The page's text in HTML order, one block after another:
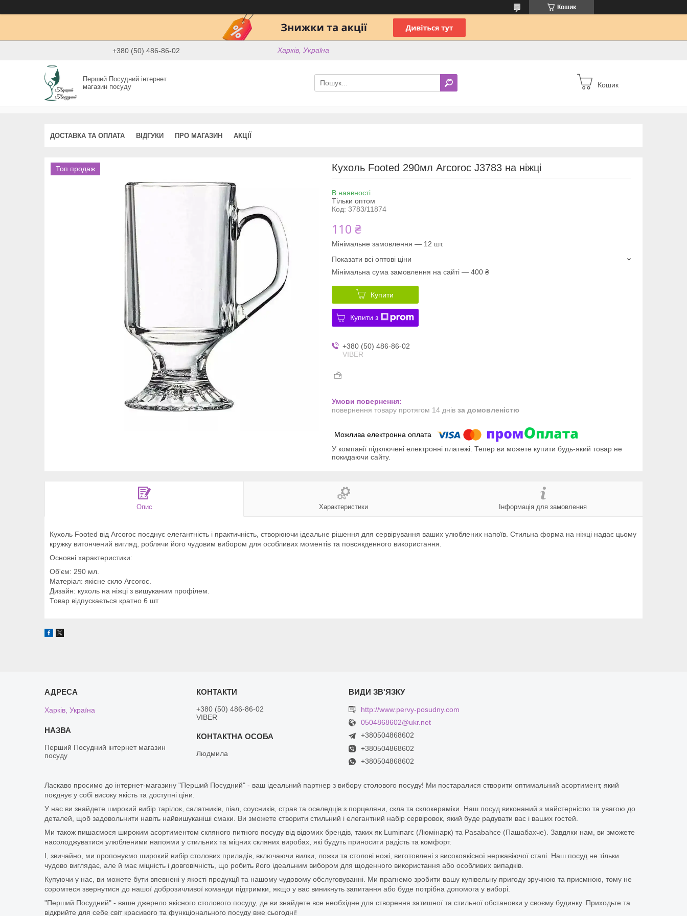
Кошик
+380 (50) 486-86-02 Харків, Україна
Перший Посудний інтернет
магазин посуду
Кошик
ДОСТАВКА ТА ОПЛАТА ВІДГУКИ ПРО МАГАЗИН АКЦІЇ
Топ продаж Кухоль Footed 290мл Arcoroc J3783 на ніжці
В наявності
Тільки оптом
Код: 3783/11874
110 ₴
Мінімальне замовлення — 12 шт.
Показати всі оптові ціни
Мінімальна сума замовлення на сайті — 400 ₴
Купити
Купити з
+380 (50) 486-86-02
VIBER
повернення товару протягом 14 днів за домовленістю
У компанії підключені електронні платежі. Тепер ви можете купити будь-який товар не
покидаючи сайту.
Опис Характеристики Інформація для замовлення
Кухоль Footed від Arcoroc поєднує елегантність і практичність, створюючи ідеальне рішення для сервірування ваших улюблених напоїв. Стильна форма на ніжці надає цьому
кружку витончений вигляд, роблячи його чудовим вибором для особливих моментів та повсякденного використання.
Основні характеристики:
Об'єм: 290 мл.
Матеріал: якісне скло Arcoroc.
Дизайн: кухоль на ніжці з вишуканим профілем.
Товар відпускається кратно 6 шт
Харків, Україна
Перший Посудний інтернет магазин
посуду
+380 (50) 486-86-02
VIBER
Людмила
http://www.pervy-posudny.com
0504868602@ukr.net
+380504868602
+380504868602
+380504868602
Ласкаво просимо до інтернет-магазину "Перший Посудний" - ваш ідеальний партнер з вибору столового посуду! Ми постаралися створити оптимальний асортимент, який
поєднує у собі високу якість та доступні ціни.
У нас ви знайдете широкий вибір тарілок, салатників, піал, соусників, страв та оселедців з порцеляни, скла та склокераміки. Наш посуд виконаний з майстерністю та увагою до
деталей, щоб задовольнити навіть найвишуканіші смаки. Ви зможете створити стильний і елегантний набір сервіровок, який буде радувати вас і ваших гостей.
Ми також пишаємося широким асортиментом скляного питного посуду від відомих брендів, таких як Luminarc (Люмінарк) та Pasabahce (Пашабахче). Завдяки нам, ви зможете
насолоджуватися улюбленими напоями у стильних та міцних скляних виробах, які будуть приносити радість та комфорт.
І, звичайно, ми пропонуємо широкий вибір столових приладів, включаючи вилки, ложки та столові ножі, виготовлені з високоякісної нержавіючої сталі. Наш посуд не тільки
чудово виглядає, але й має міцність і довговічність, що робить його ідеальним вибором для щоденного використання або особливих випадків.
Купуючи у нас, ви можете бути впевнені у якості продукції та нашому чудовому обслуговуванні. Ми прагнемо зробити вашу купівельну пригоду зручною та приємною, тому не
соромтеся звернутися до нашої доброзичливої команди підтримки, якщо у вас виникнуть запитання або буде потрібна допомога у виборі.
"Перший Посудний" - ваше джерело якісного столового посуду, де ви знайдете все необхідне для створення затишної та стильної обстановки у своєму будинку. Приходьте та
відкрийте для себе світ красивого та функціонального посуду вже сьогодні!